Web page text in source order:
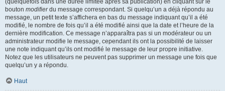
(quelquefois dans une durée limitée après sa publication) en cliquant sur le
bouton modifierdu message correspondant. Si quelqu’un a déjà répondu au
message, un petit texte s’affichera en bas du message indiquant qu’il a été
modifié, le nombre de fois qu’il a été modifié ainsi que la date et l’heure de la
dernière modification. Ce message n’apparaîtra pas si un modérateur ou un
administrateur modifie le message, cependant ils ont la possibilité de laisser
une note indiquant qu’ils ont modifié le message de leur propre initiative.
Notez que les utilisateurs ne peuvent pas supprimer un message une fois que
quelqu’un y a répondu.
Haut